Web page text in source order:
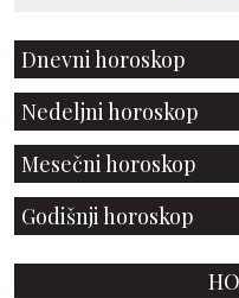
Dnevni horoskop
Nedeljni horoskop
Mesečni horoskop
Godišnji horoskop